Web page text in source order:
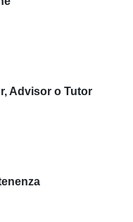
Advisor o Tutor